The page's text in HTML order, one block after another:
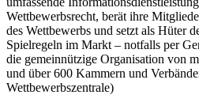
Wettbewerbsrecht, berät ihre
des Wettbewerbs und setzt als Hüter
Spielregeln im Markt – notfalls per
die gemeinnützige Organisation von
und über 600 Kammern und
Wettbewerbszentrale)